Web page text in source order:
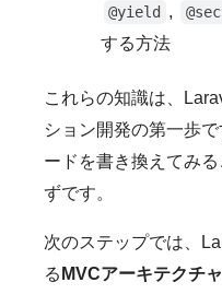
@yield ,
する方法
これらの知識は、
ション開発の第一歩
ードを書き換えてみ
ずです。
次のステップでは、
る MVCアーキテクチャ